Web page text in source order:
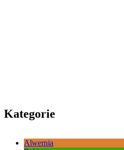
Kategorie
Alwernia